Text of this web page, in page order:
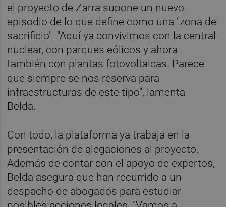
el proyecto de Zarra supone un nuevo
episodio de lo que define como una "zona de
sacrificio". "Aquí ya convivimos con la central
nuclear, con parques eólicos y ahora
también con plantas fotovoltaicas. Parece
que siempre se nos reserva para
infraestructuras de este tipo", lamenta
Belda.
Con todo, la plataforma ya trabaja en la
presentación de alegaciones al proyecto.
Además de contar con el apoyo de expertos,
Belda asegura que han recurrido a un
despacho de abogados para estudiar